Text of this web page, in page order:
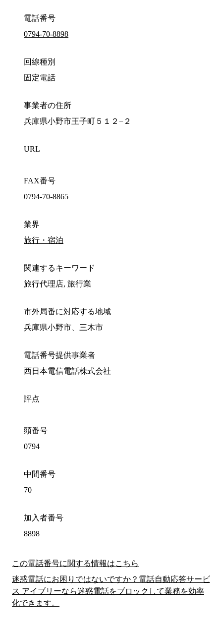
電話番号
0794-70-8898
回線種別
固定電話
事業者の住所
兵庫県小野市王子町５１２−２
URL
FAX番号
0794-70-8865
業界
旅行・宿泊
関連するキーワード
旅行代理店, 旅行業
市外局番に対応する地域
兵庫県小野市、三木市
電話番号提供事業者
西日本電信電話株式会社
評点
頭番号
0794
中間番号
70
加入者番号
8898
この電話番号に関する情報はこちら
迷惑電話にお困りではないですか？電話自動応答サービ
ス アイブリーなら迷惑電話をブロックして業務を効率
化できます。